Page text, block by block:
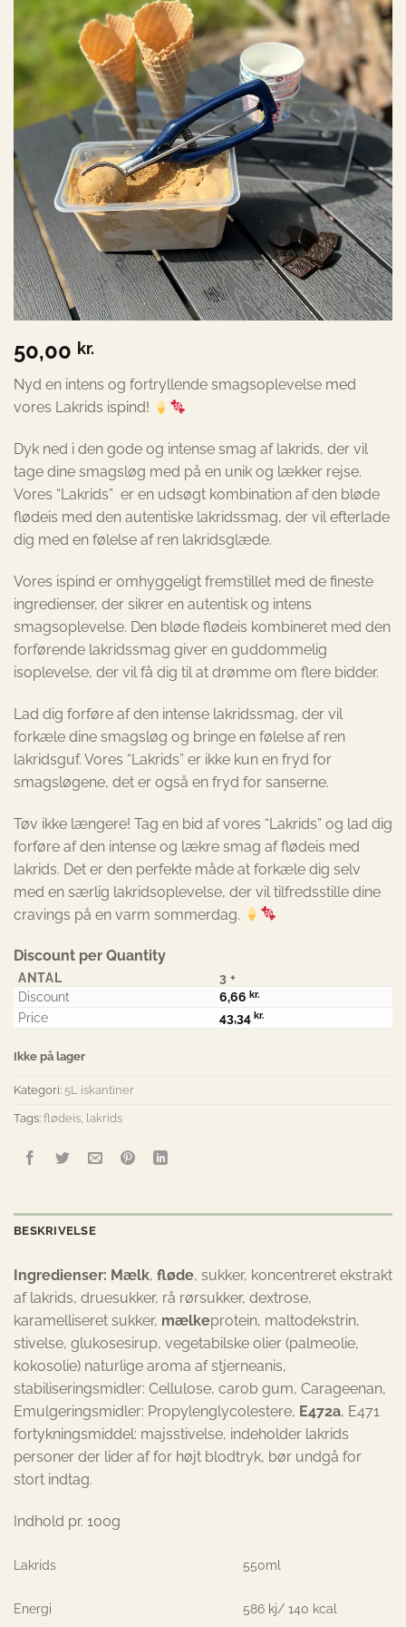
50,00 kr.
Nyd en intens og fortryllende smagsoplevelse med
vores Lakrids ispind!
Dyk ned i den gode og intense smag af lakrids, der vil
tage dine smagsløg med på en unik og lækker rejse.
Vores “Lakrids” er en udsøgt kombination af den bløde
flødeis med den autentiske lakridssmag, der vil efterlade
dig med en følelse af ren lakridsglæde.
Vores ispind er omhyggeligt fremstillet med de fineste
ingredienser, der sikrer en autentisk og intens
smagsoplevelse. Den bløde flødeis kombineret med den
forførende lakridssmag giver en guddommelig
isoplevelse, der vil få dig til at drømme om flere bidder.
Lad dig forføre af den intense lakridssmag, der vil
forkæle dine smagsløg og bringe en følelse af ren
lakridsguf. Vores “Lakrids” er ikke kun en fryd for
smagsløgene, det er også en fryd for sanserne.
Tøv ikke længere! Tag en bid af vores “Lakrids” og lad dig
forføre af den intense og lækre smag af flødeis med
lakrids. Det er den perfekte måde at forkæle dig selv
med en særlig lakridsoplevelse, der vil tilfredsstille dine
cravings på en varm sommerdag.
Discount per Quantity
ANTAL
3 +
Discount
6,66 kr.
Price 43,34 kr.
Ikke på lager
Kategori: 5L iskantiner
Tags: flødeis lakrids
BESKRIVELSE
Ingredienser: Mælk, fløde, sukker, koncentreret ekstrakt
af lakrids, druesukker, rå rørsukker, dextrose,
karamelliseret sukker, mælkeprotein, maltodekstrin,
stivelse, glukosesirup, vegetabilske olier (palmeolie,
kokosolie) naturlige aroma af stjerneanis,
stabiliseringsmidler: Cellulose, carob gum, Carageenan,
Emulgeringsmidler: Propylenglycolestere, E472a, E471
fortykningsmiddel: majsstivelse, indeholder lakrids
personer der lider af for højt blodtryk, bør undgå for
stort indtag.
Indhold pr. 100g
Lakrids 550ml
Energi 586 kj/ 140 kcal